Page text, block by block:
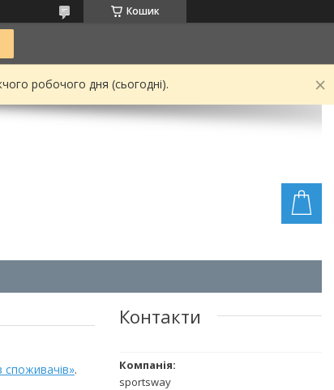
Кошик
робочого дня (сьогодні).
споживачів».
Контакти
sportsway